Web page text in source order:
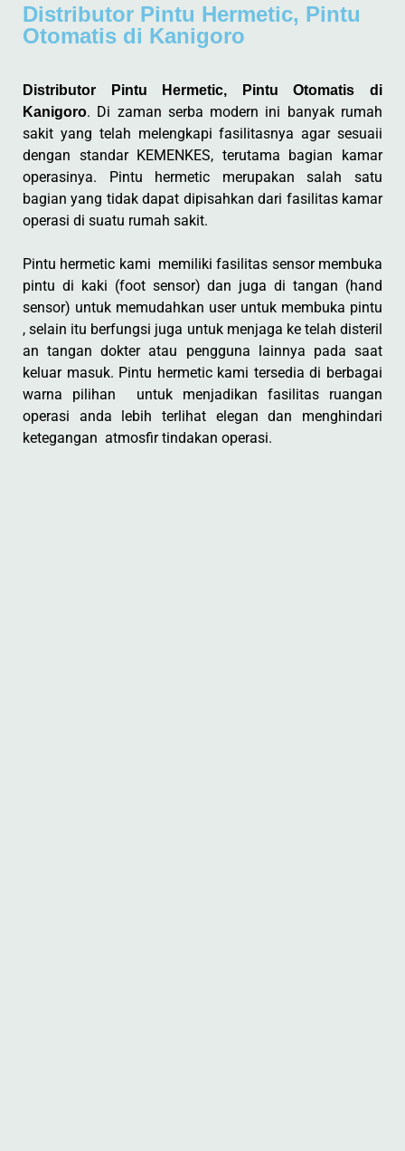
Distributor Pintu Hermetic, Pintu
Otomatis di Kanigoro
Distributor Pintu Hermetic, Pintu Otomatis di
Kanigoro. Di zaman serba modern ini banyak rumah
sakit yang telah melengkapi fasilitasnya agar sesuaii
dengan standar KEMENKES, terutama bagian kamar
operasinya. Pintu hermetic merupakan salah satu
bagian yang tidak dapat dipisahkan dari fasilitas kamar
operasi di suatu rumah sakit.
Pintu hermetic kami memiliki fasilitas sensor membuka
pintu di kaki (foot sensor) dan juga di tangan (hand
sensor) untuk memudahkan user untuk membuka pintu
, selain itu berfungsi juga untuk menjaga ke telah disteril
an tangan dokter atau pengguna lainnya pada saat
keluar masuk. Pintu hermetic kami tersedia di berbagai
warna pilihan untuk menjadikan fasilitas ruangan
operasi anda lebih terlihat elegan dan menghindari
ketegangan atmosfir tindakan operasi.